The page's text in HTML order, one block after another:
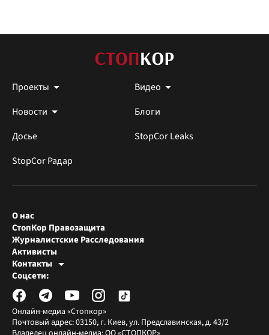
Проекты
Видео
Новости
Блоги
Досье
StopCor Leaks
StopCor Радар
Онлайн-медиа «Стопкор»
Почтовый адрес: 03150, г. Киев, ул. Предславинская, д. 43/2
О нас
СтопКор Правозащита
Журналистские Расследования
Активисты
Контакты
Редакция СтопКора
Журналисты-расследователи
Соцсети: